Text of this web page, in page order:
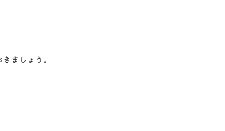
ましょう。